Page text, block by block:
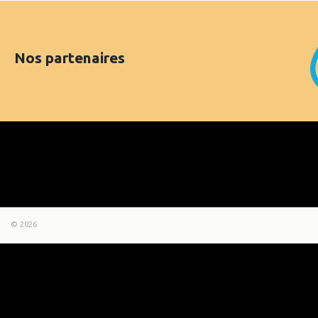
Nos partenaires
© 2026